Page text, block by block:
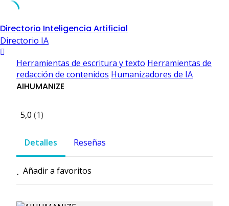
Skip
to
content
Directorio Inteligencia Artificial
Directorio IA
Herramientas de escritura y texto Herramientas de
redacción de contenidos Humanizadores de IA
AIHUMANIZE
5,0 (1)
Detalles Reseñas
Añadir a favoritos